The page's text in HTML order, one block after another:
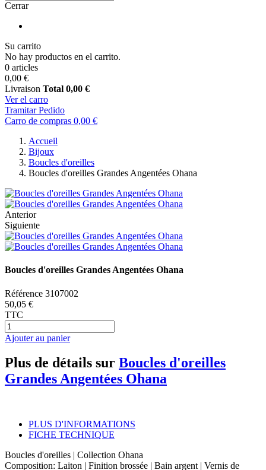
Cerrar
Su carrito
No hay productos en el carrito.
0 articles
0,00 €
Livraison Total 0,00 €
Ver el carro
Tramitar Pedido
Carro de compras 0,00 €
Accueil
Bijoux
Boucles d'oreilles
Boucles d'oreilles Grandes Angentées Ohana
Anterior
Siguiente
Boucles d'oreilles Grandes Angentées Ohana
Référence 3107002
50,05 €
TTC
Ajouter au panier
Plus de détails sur Boucles d'oreilles
Grandes Angentées Ohana
PLUS D'INFORMATIONS
FICHE TECHNIQUE
Boucles d'oreilles | Collection Ohana
Composition: Laiton | Finition brossée | Bain argent | Vernis de